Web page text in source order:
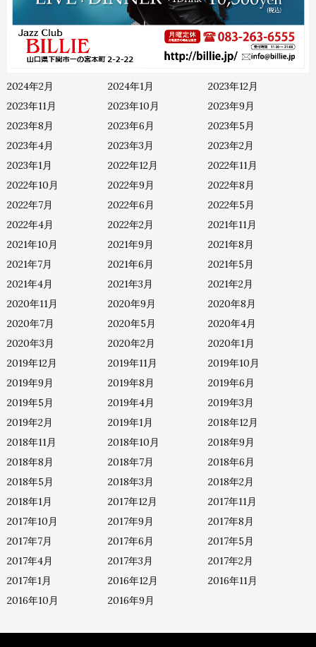
2025年3月
2025年2月
2025年1月
2024年12月
2024年11月
2024年10月
2024年9月
2024年7月
2024年6月
2024年5月
2024年4月
2024年2月
2024年1月
2023年12月
2023年11月
2023年10月
2023年9月
2023年8月
2023年6月
2023年5月
2023年4月
2023年3月
2023年2月
2023年1月
2022年12月
2022年11月
2022年10月
2022年9月
2022年8月
2022年7月
2022年6月
2022年5月
2022年4月
2022年2月
2021年11月
2021年10月
2021年9月
2021年8月
2021年7月
2021年6月
2021年5月
2021年4月
2021年3月
2021年2月
2020年11月
2020年9月
2020年8月
2020年7月
2020年5月
2020年4月
2020年3月
2020年2月
2020年1月
2019年12月
2019年11月
2019年10月
2019年9月
2019年8月
2019年6月
2019年5月
2019年4月
2019年3月
2019年2月
2019年1月
2018年12月
2018年11月
2018年10月
2018年9月
2018年8月
2018年7月
2018年6月
2018年5月
2018年3月
2018年2月
2018年1月
2017年12月
2017年11月
2017年10月
2017年9月
2017年8月
2017年7月
2017年6月
2017年5月
2017年4月
2017年3月
2017年2月
2017年1月
2016年12月
2016年11月
2016年10月
2016年9月